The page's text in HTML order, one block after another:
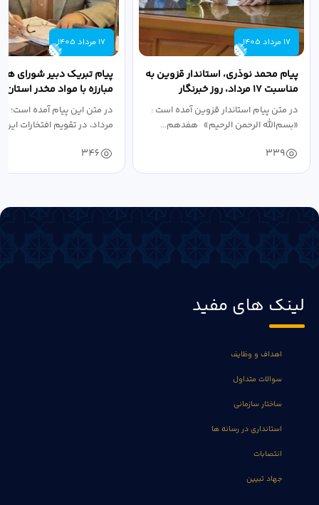
17 مرداد 1405
پیام محمد نوذری، استاندار قزوین به
مناسبت ۱۷ مرداد، روز خبرنگار
در متن پیام استاندار قزوین آمده است :
«بسم‌الله الرحمن الرحیم» هفدهم...
339
17 مرداد 1405
پیام تبریک دبیر شورای
مبارزه با مواد مخدر استان
مناسبت روز خبرنگار...
در متن این پیام آمده
مرداد، در تقویم افتخارات
346
لینک های مفید
اهداف و وظایف
سوالات متداول
ساختار سازمانی
استانداری در رسانه ها
انتصابات
جهاد تبیین